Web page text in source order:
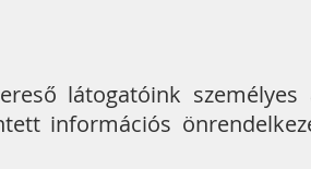
látogatóink személyes
információs